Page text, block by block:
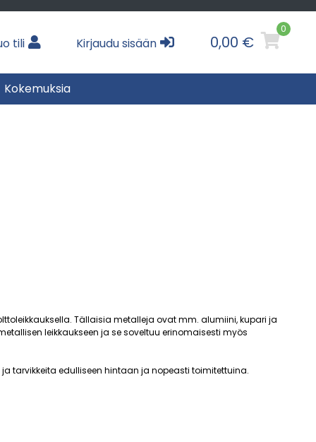
tili Kirjaudu sisään 0,00 €
0
Kokemuksia
Tällaisia metalleja ovat mm. alumiini, kupari ja
leikkaukseen ja se soveltuu erinomaisesti myös
tarvikkeita edulliseen hintaan ja nopeasti toimitettuina.
avulla. Tehokkuutensa ansiosta
käytön kokonaan.